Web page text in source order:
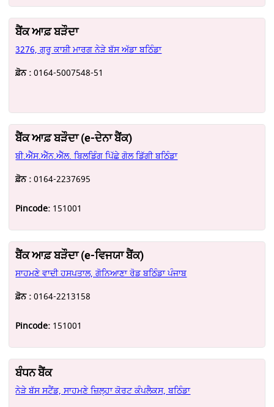
ਬੈਂਕ ਆਫ਼ ਬੜੌਦਾ
3276, ਗੁਰੂ ਕਾਸ਼ੀ ਮਾਰਗ ਨੇੜੇ ਬੱਸ ਅੱਡਾ ਬਠਿੰਡਾ
ਫ਼ੋਨ :0164-5007548-51
ਬੈਂਕ ਆਫ਼ ਬੜੌਦਾ (e-ਦੇਨਾ ਬੈਂਕ)
ਬੀ.ਐੱਸ.ਐੱਨ.ਐੱਲ. ਬਿਲਡਿੰਗ ਪਿੱਛੇ ਗੋਲ ਡਿੱਗੀ ਬਠਿੰਡਾ
ਫ਼ੋਨ :0164-2237695
Pincode: 151001
ਬੈਂਕ ਆਫ਼ ਬੜੌਦਾ (e-ਵਿਜਯਾ ਬੈਂਕ)
ਸਾਹਮਣੇ ਵਾਦੀ ਹਸਪਤਾਲ, ਗੋਨਿਆਣਾ ਰੋਡ ਬਠਿੰਡਾ ਪੰਜਾਬ
ਫ਼ੋਨ :0164-2213158
Pincode: 151001
ਬੰਧਨ ਬੈਂਕ
ਨੇੜੇ ਬੱਸ ਸਟੈਂਡ, ਸਾਹਮਣੇ ਜ਼ਿਲ੍ਹਾ ਕੋਰਟ ਕੰਪਲੈਕਸ, ਬਠਿੰਡਾ